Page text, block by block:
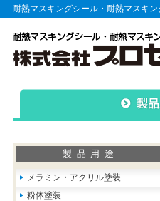
耐熱マスキングシール・耐熱マスキ
製品用途
メラミン・アクリル塗装
粉体塗装